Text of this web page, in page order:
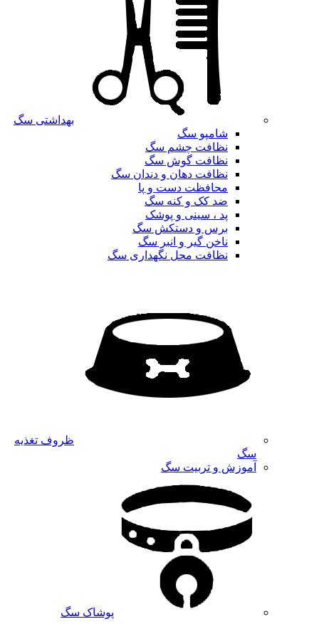
بهداشتی سگ
شامپو سگ
نظافت چشم سگ
نظافت گوش سگ
نظافت دهان و دندان سگ
محافظت دست و پا
ضد کک و کنه سگ
پد ، سینی و پوشک
برس و دستکش سگ
ناخن گیر و انبر سگ
نظافت محل نگهداری سگ
ظروف تغذیه
سگ
آموزش و تربیت سگ
پوشاک سگ